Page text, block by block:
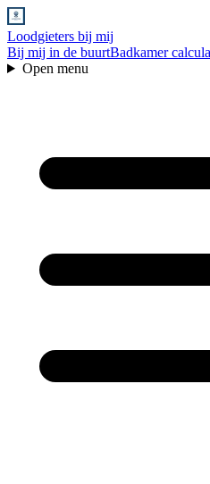
Loodgieters bij mij
Bij mij in de buurtBadkamer
Open menu